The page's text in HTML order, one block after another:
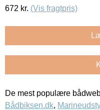
672 kr. (Vis fragtpris)
De mest populære
Bådbiksen.dk,